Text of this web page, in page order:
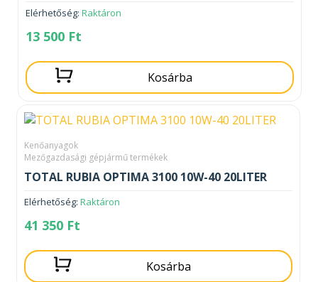
Elérhetőség: Raktáron
13 500 Ft
Kosárba
Kenőanyagok
Mezőgazdasági gépjármű termékek
TOTAL RUBIA OPTIMA 3100 10W-40 20LITER
Elérhetőség: Raktáron
41 350 Ft
Kosárba